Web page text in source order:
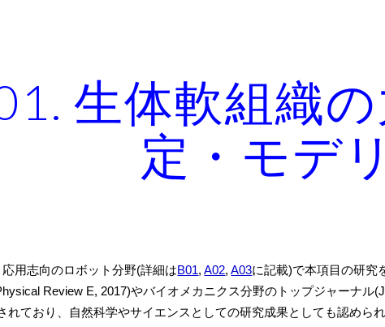
生体軟組織
定・モデ
応用志向のロボット分野(詳細はB01,A02,A03に記載)で本項目の研究
Review E, 2017)やバイオメカニクス分野のトップジャーナル
れており、自然科学やサイエンスとしての研究成果として も認めら